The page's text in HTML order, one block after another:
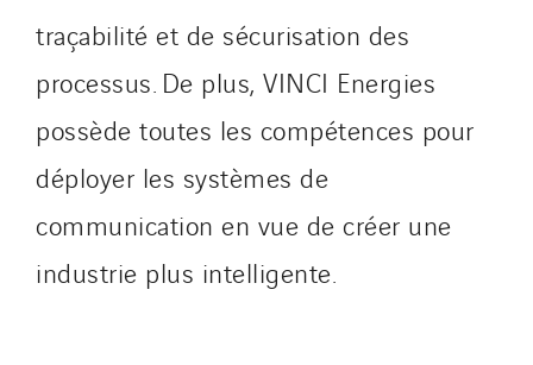
traçabilité et de sécurisation des
processus. De plus, VINCI Energies
possède toutes les compétences pour
déployer les systèmes de
communication en vue de créer une
industrie plus intelligente.